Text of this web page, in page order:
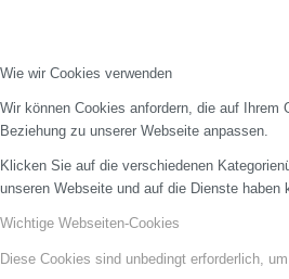
Wie wir Cookies verwenden
Wir können Cookies anfordern, die auf
Beziehung zu unserer Webseite anpassen.
Klicken Sie auf die verschiedenen
unseren Webseite und auf die Dienste haben
Wichtige Webseiten-Cookies
Diese Cookies sind unbedingt erforderlich,